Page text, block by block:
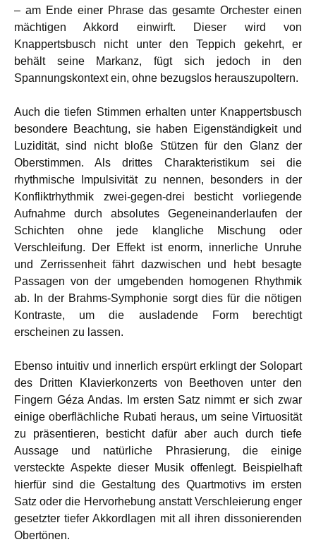
– am Ende einer Phrase das gesamte Orchester einen
mächtigen Akkord einwirft. Dieser wird von
Knappertsbusch nicht unter den Teppich gekehrt, er
behält seine Markanz, fügt sich jedoch in den
Spannungskontext ein, ohne bezugslos herauszupoltern.
Auch die tiefen Stimmen erhalten unter Knappertsbusch
besondere Beachtung, sie haben Eigenständigkeit und
Luzidität, sind nicht bloße Stützen für den Glanz der
Oberstimmen. Als drittes Charakteristikum sei die
rhythmische Impulsivität zu nennen, besonders in der
Konfliktrhythmik zwei-gegen-drei besticht vorliegende
Aufnahme durch absolutes Gegeneinanderlaufen der
Schichten ohne jede klangliche Mischung oder
Verschleifung. Der Effekt ist enorm, innerliche Unruhe
und Zerrissenheit fährt dazwischen und hebt besagte
Passagen von der umgebenden homogenen Rhythmik
ab. In der Brahms-Symphonie sorgt dies für die nötigen
Kontraste, um die ausladende Form berechtigt
erscheinen zu lassen.
Ebenso intuitiv und innerlich erspürt erklingt der Solopart
des Dritten Klavierkonzerts von Beethoven unter den
Fingern Géza Andas. Im ersten Satz nimmt er sich zwar
einige oberflächliche Rubati heraus, um seine Virtuosität
zu präsentieren, besticht dafür aber auch durch tiefe
Aussage und natürliche Phrasierung, die einige
versteckte Aspekte dieser Musik offenlegt. Beispielhaft
hierfür sind die Gestaltung des Quartmotivs im ersten
Satz oder die Hervorhebung anstatt Verschleierung enger
gesetzter tiefer Akkordlagen mit all ihren dissonierenden
Obertönen.